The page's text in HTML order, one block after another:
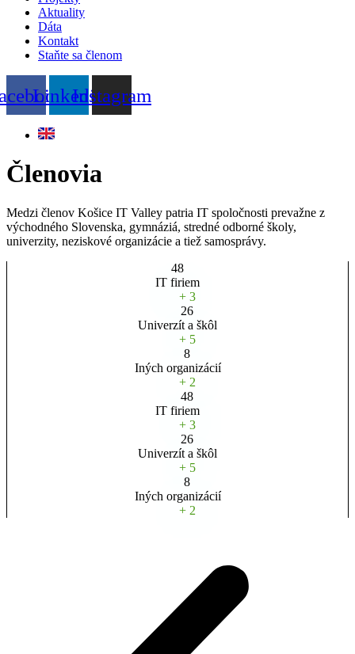
Aktuality
Dáta
Kontakt
Staňte sa členom
LinkedinInstagram
Členovia
Medzi členov Košice IT Valley patria IT spoločnosti prevažne z
východného Slovenska, gymnáziá, stredné odborné školy,
univerzity, neziskové organizácie a tiež samosprávy.
48
IT firiem
+ 3
26
Univerzít a škôl
+ 5
8
Iných organizácií
+ 2
48
IT firiem
+ 3
26
Univerzít a škôl
+ 5
8
Iných organizácií
+ 2